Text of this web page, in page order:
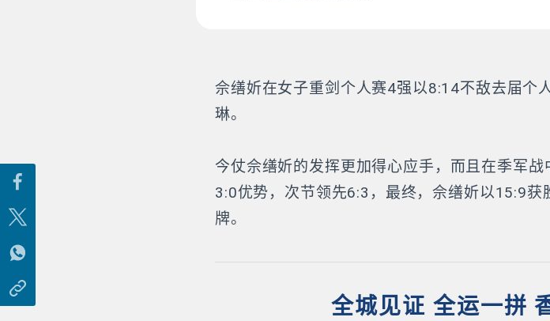
佘缮妡在女子重剑个人赛4强以8:14不敌去届个
琳。
今仗佘缮妡的发挥更加得心应手，而且在季军
3:0优势，次节领先6:3，最终，佘缮妡以15:9
牌。
全城见证 全运一拼